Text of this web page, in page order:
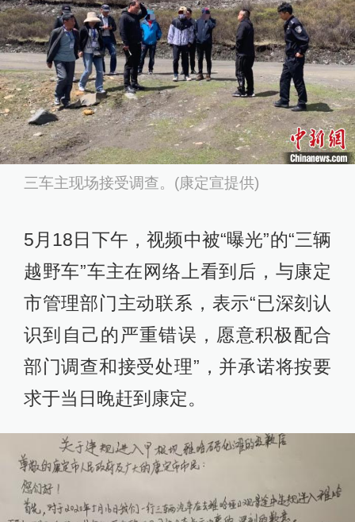
三车主现场接受调查。(康定宣提供)
5月18日下午，视频中被“曝光”的“三辆
越野车”车主在网络上看到后，与康定
市管理部门主动联系，表示“已深刻认
识到自己的严重错误，愿意积极配合
部门调查和接受处理”，并承诺将按要
求于当日晚赶到康定。